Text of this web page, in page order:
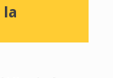
la